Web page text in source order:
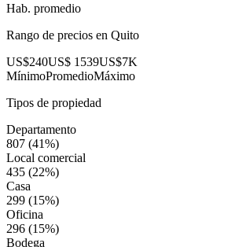
Hab. promedio
Rango de precios en Quito
US$240US$ 1539US$7K
MínimoPromedioMáximo
Tipos de propiedad
Departamento
807 (41%)
Local comercial
435 (22%)
Casa
299 (15%)
Oficina
296 (15%)
Bodega